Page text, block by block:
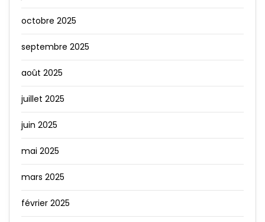
octobre 2025
septembre 2025
août 2025
juillet 2025
juin 2025
mai 2025
mars 2025
février 2025